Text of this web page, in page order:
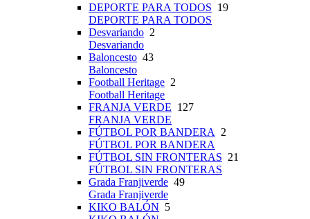
DEPORTE PARA TODOS 19
DEPORTE PARA TODOS
Desvariando 2
Desvariando
Baloncesto 43
Baloncesto
Football Heritage 2
Football Heritage
FRANJA VERDE 127
FRANJA VERDE
FÚTBOL POR BANDERA
2
FÚTBOL POR BANDERA
FÚTBOL SIN FRONTERAS 21
FÚTBOL SIN FRONTERAS
Grada Franjiverde 49
Grada Franjiverde
KIKO BALÓN 5